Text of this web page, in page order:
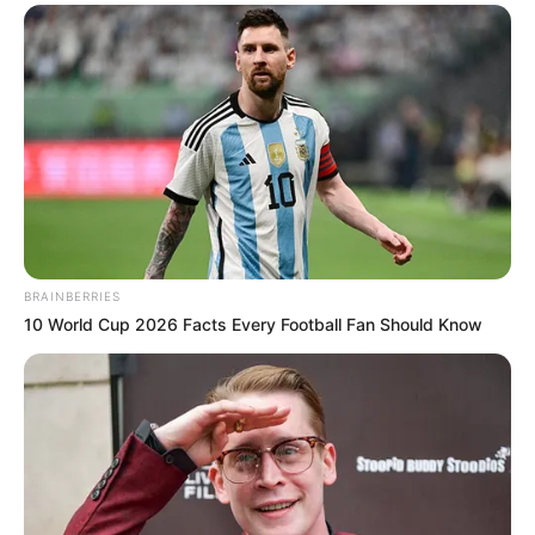
BRAINBERRIES
10 World Cup 2026 Facts Every Football Fan Should Know